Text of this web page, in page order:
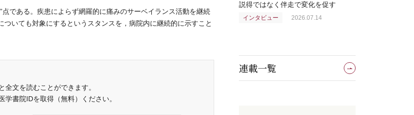
である。疾患によらず網羅的に痛みのサーベイランス活動を継続
いても対象にするというスタンスを，病院内に継続的に示すこと
全文を読むことができます。
学書院IDを取得（無料）ください。
説得ではなく伴走で変化を促す
インタビュー 2026.07.14
連載一覧